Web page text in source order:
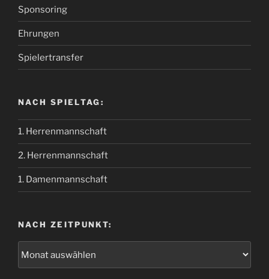
Sponsoring
Ehrungen
Spielertransfer
NACH SPIELTAG:
1. Herrenmannschaft
2. Herrenmannschaft
1. Damenmannschaft
NACH ZEITPUNKT: